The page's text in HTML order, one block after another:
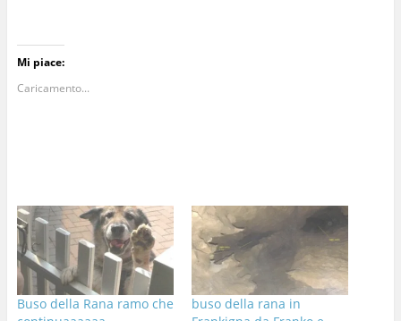
Mi piace:
Caricamento...
Buso della Rana ramo che
buso della rana in